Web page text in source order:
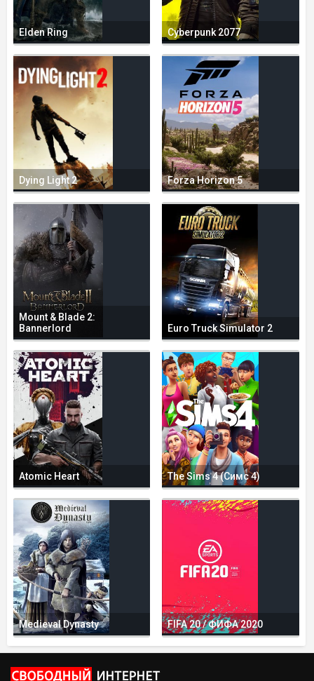
Elden Ring Cyberpunk 2077
Dying Light 2 Forza Horizon 5
Mount & Blade 2:
Bannerlord
Euro Truck Simulator 2
Atomic Heart The Sims 4 (Симс 4)
Medieval Dynasty FIFA 20 / ФИФА 2020